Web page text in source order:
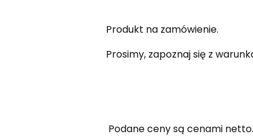
Produkt na zamówienie.
Prosimy, zapoznaj się z
Podane ceny są cenami netto.